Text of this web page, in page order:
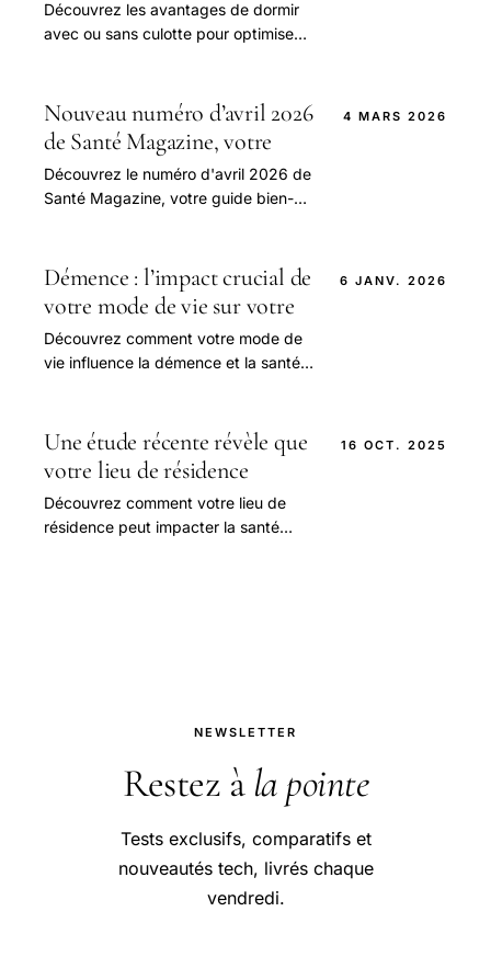
Découvrez les avantages de dormir
avec ou sans culotte pour optimiser
Nouveau numéro d’avril 2026
de Santé Magazine, votre
Découvrez le numéro d'avril 2026 de
Santé Magazine, votre guide bien-
4 MARS 2026
Démence : l’impact crucial de
votre mode de vie sur votre
Découvrez comment votre mode de
vie influence la démence et la santé
6 JANV. 2026
Une étude récente révèle que
votre lieu de résidence
Découvrez comment votre lieu de
résidence peut impacter la santé
16 OCT. 2025
NEWSLETTER
Restez à la pointe
Tests exclusifs, comparatifs et
nouveautés tech, livrés chaque
vendredi.